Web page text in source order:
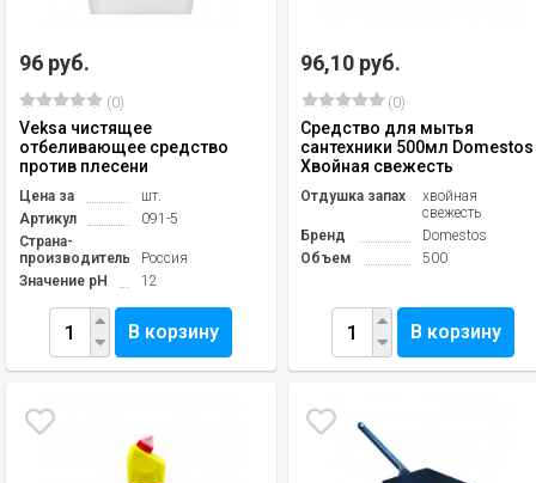
96 руб.
(0)
Veksa чистящее
отбеливающее средство
против плесени
Цена за
шт.
Артикул
091-5
Страна-
производитель
Россия
Значение pH
12
В корзину
96,10 руб.
(0)
Средство для мытья
сантехники 500мл Domestos
Хвойная свежесть
Отдушка запах
хвойная
свежесть
Бренд
Domestos
Объем
500
В корзину